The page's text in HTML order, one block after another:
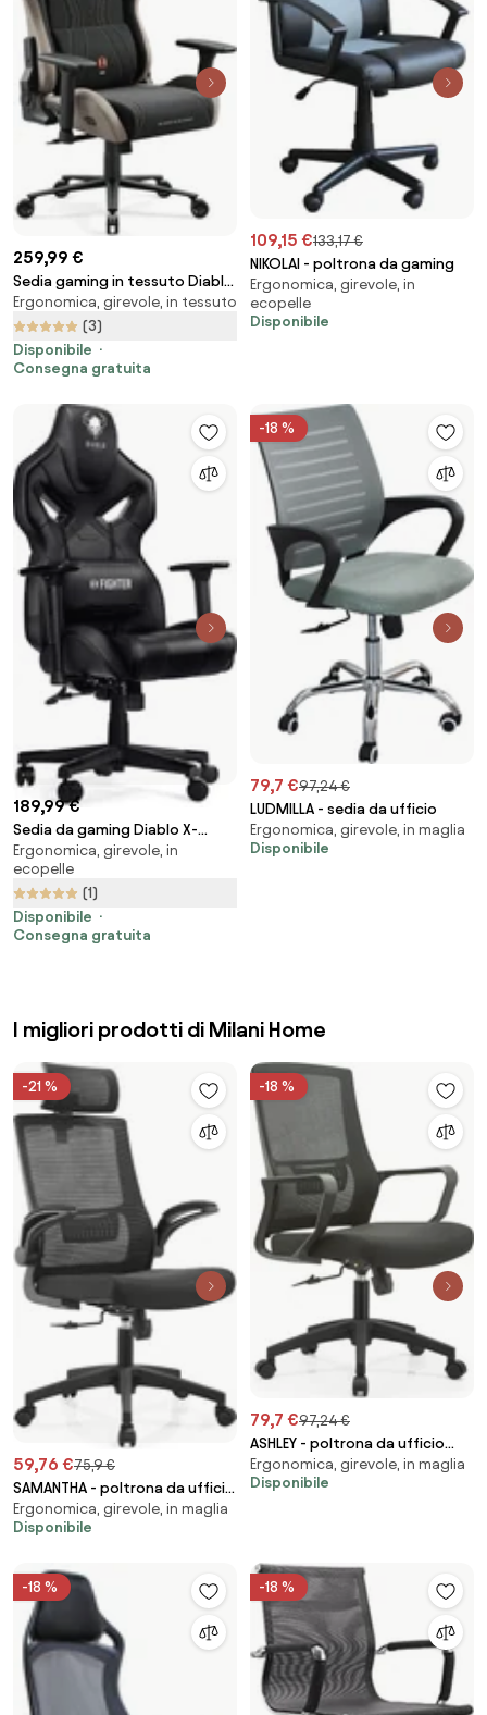
259,99 €
Sedia gaming in tessuto Diablo
X-Horn 2.0, Normal Size, Camel
Black
Ergonomica, girevole, in tessuto
(3)
Disponibile
Consegna gratuita
109,15 €133,17 €
NIKOLAI - poltrona da gaming
Ergonomica, girevole, in
ecopelle
Disponibile
189,99 €
Sedia da gaming Diablo X-
Fighter Normal Size: nero
Ergonomica, girevole, in
ecopelle
(1)
Disponibile
Consegna gratuita
-18 %
79,7 €97,24 €
LUDMILLA - sedia da ufficio
Ergonomica, girevole, in maglia
Disponibile
I migliori prodotti di Milani Home
-21 %
59,76 €75,9 €
SAMANTHA - poltrona da ufficio
con ruote
Ergonomica, girevole, in maglia
Disponibile
-18 %
79,7 €97,24 €
ASHLEY - poltrona da ufficio
con ruote
Ergonomica, girevole, in maglia
Disponibile
-18 % -18 %